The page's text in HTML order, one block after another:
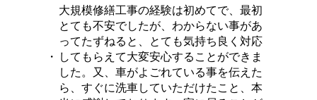
・
大規模修繕工事の経験は初めてで、最初
とても不安でしたが、わからない事があ
ってたずねると、とても気持ち良く対応
してもらえて大変安心することができま
した。又、車がよごれている事を伝えた
ら、すぐに洗車していただけたこと、本